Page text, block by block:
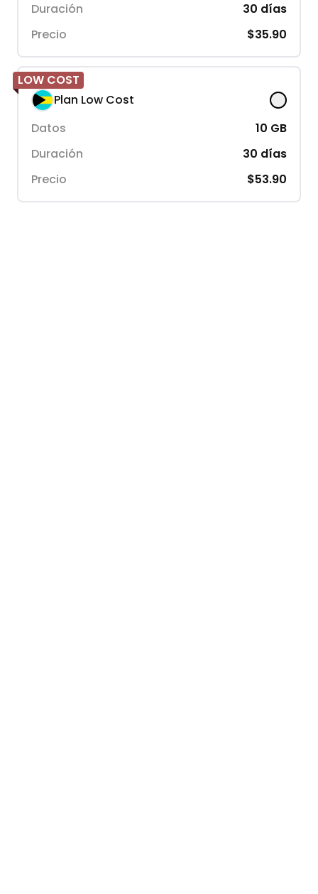
Duración
30 días
Precio
$35.90
LOW COST
Plan Low Cost
Datos
10 GB
Duración
30 días
Precio
$53.90